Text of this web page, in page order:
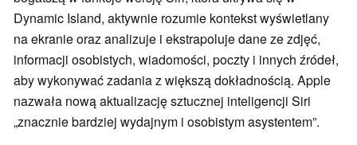
Dynamic Island, aktywnie rozumie kontekst wyświetlany
na ekranie oraz analizuje i ekstrapoluje dane ze zdjęć,
informacji osobistych, wiadomości, poczty i innych źródeł,
aby wykonywać zadania z większą dokładnością. Apple
nazwała nową aktualizację sztucznej inteligencji Siri
„znacznie bardziej wydajnym i osobistym asystentem”.